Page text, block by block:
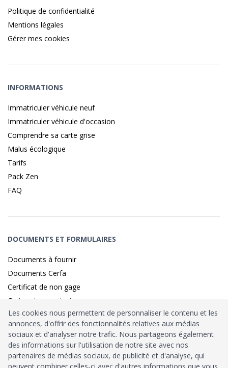
Politique de confidentialité
Mentions légales
Gérer mes cookies
INFORMATIONS
Immatriculer véhicule neuf
Immatriculer véhicule d'occasion
Comprendre sa carte grise
Malus écologique
Tarifs
Pack Zen
FAQ
DOCUMENTS ET FORMULAIRES
Documents à fournir
Documents Cerfa
Certificat de non gage
Carte grise provisoire
Identité sécurisé parFranceConnect
HabilitationMinistère de l’Intérieur: n°212900
Les cookies nous permettent de personnaliser le contenu et les
annonces, d'offrir des fonctionnalités relatives aux médias
sociaux et d'analyser notre trafic. Nous partageons également
des informations sur l'utilisation de notre site avec nos
partenaires de médias sociaux, de publicité et d'analyse, qui